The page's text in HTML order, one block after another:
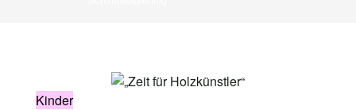
Kinder